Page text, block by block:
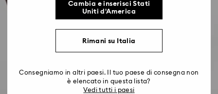
Cambia e inserisci Stati
Uniti d'America
Rimani su Italia
Consegniamo in altri paesi. Il tuo paese di consegna non
è elencato in questa lista?
Vedi tutti i paesi